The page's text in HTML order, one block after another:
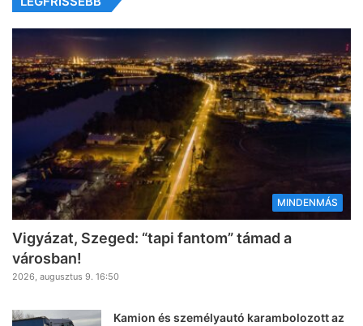
MINDENMÁS
Vigyázat, Szeged: “tapi fantom” támad a
városban!
2026, augusztus 9. 16:50
Kamion és személyautó karambolozott az